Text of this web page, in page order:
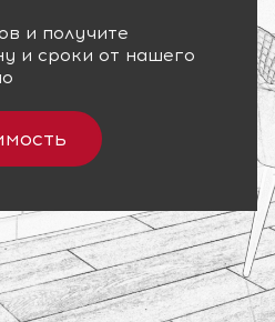
и получите
и сроки от нашего